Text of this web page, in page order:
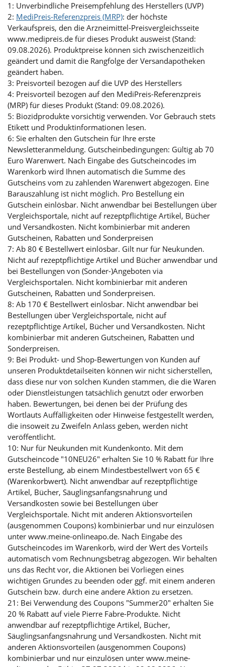
1: Unverbindliche Preisempfehlung des Herstellers (UVP)
2: MediPreis-Referenzpreis (MRP): der höchste
Verkaufspreis, den die Arzneimittel-Preisvergleichsseite
www.medipreis.de für dieses Produkt ausweist (Stand:
09.08.2026). Produktpreise können sich zwischenzeitlich
geändert und damit die Rangfolge der Versandapotheken
geändert haben.
3: Preisvorteil bezogen auf die UVP des Herstellers
4: Preisvorteil bezogen auf den MediPreis-Referenzpreis
(MRP) für dieses Produkt (Stand: 09.08.2026).
5: Biozidprodukte vorsichtig verwenden. Vor Gebrauch stets
Etikett und Produktinformationen lesen.
6: Sie erhalten den Gutschein für Ihre erste
Newsletteranmeldung. Gutscheinbedingungen: Gültig ab 70
Euro Warenwert. Nach Eingabe des Gutscheincodes im
Warenkorb wird Ihnen automatisch die Summe des
Gutscheins vom zu zahlenden Warenwert abgezogen. Eine
Barauszahlung ist nicht möglich. Pro Bestellung ein
Gutschein einlösbar. Nicht anwendbar bei Bestellungen über
Vergleichsportale, nicht auf rezeptpflichtige Artikel, Bücher
und Versandkosten. Nicht kombinierbar mit anderen
Gutscheinen, Rabatten und Sonderpreisen
7: Ab 80 € Bestellwert einlösbar. Gilt nur für Neukunden.
Nicht auf rezeptpflichtige Artikel und Bücher anwendbar und
bei Bestellungen von (Sonder-)Angeboten via
Vergleichsportalen. Nicht kombinierbar mit anderen
Gutscheinen, Rabatten und Sonderpreisen.
8: Ab 170 € Bestellwert einlösbar. Nicht anwendbar bei
Bestellungen über Vergleichsportale, nicht auf
rezeptpflichtige Artikel, Bücher und Versandkosten. Nicht
kombinierbar mit anderen Gutscheinen, Rabatten und
Sonderpreisen.
9: Bei Produkt- und Shop-Bewertungen von Kunden auf
unseren Produktdetailseiten können wir nicht sicherstellen,
dass diese nur von solchen Kunden stammen, die die Waren
oder Dienstleistungen tatsächlich genutzt oder erworben
haben. Bewertungen, bei denen bei der Prüfung des
Wortlauts Auffälligkeiten oder Hinweise festgestellt werden,
die insoweit zu Zweifeln Anlass geben, werden nicht
veröffentlicht.
10: Nur für Neukunden mit Kundenkonto. Mit dem
Gutscheincode "10NEU26" erhalten Sie 10 % Rabatt für Ihre
erste Bestellung, ab einem Mindestbestellwert von 65 €
(Warenkorbwert). Nicht anwendbar auf rezeptpflichtige
Artikel, Bücher, Säuglingsanfangsnahrung und
Versandkosten sowie bei Bestellungen über
Vergleichsportale. Nicht mit anderen Aktionsvorteilen
(ausgenommen Coupons) kombinierbar und nur einzulösen
unter www.meine-onlineapo.de. Nach Eingabe des
Gutscheincodes im Warenkorb, wird der Wert des Vorteils
automatisch vom Rechnungsbetrag abgezogen. Wir behalten
uns das Recht vor, die Aktionen bei Vorliegen eines
wichtigen Grundes zu beenden oder ggf. mit einem anderen
Gutschein bzw. durch eine andere Aktion zu ersetzen.
21: Bei Verwendung des Coupons "Summer20" erhalten Sie
20 % Rabatt auf viele Pierre Fabre-Produkte. Nicht
anwendbar auf rezeptpflichtige Artikel, Bücher,
Säuglingsanfangsnahrung und Versandkosten. Nicht mit
anderen Aktionsvorteilen (ausgenommen Coupons)
kombinierbar und nur einzulösen unter www.meine-